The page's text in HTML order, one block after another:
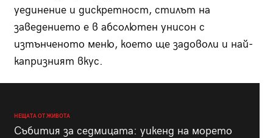
уединение и дискретност, стилът на
заведението е в абсолютен унисон с
изтънченото меню, което ще задоволи и най-
капризният вкус.
НЕЩАТА ОТ ЖИВОТА
Събития за седмицата: уикенд на морето